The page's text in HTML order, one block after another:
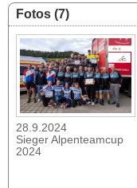
Fotos (7)
28.9.2024
Sieger Alpenteamcup
2024